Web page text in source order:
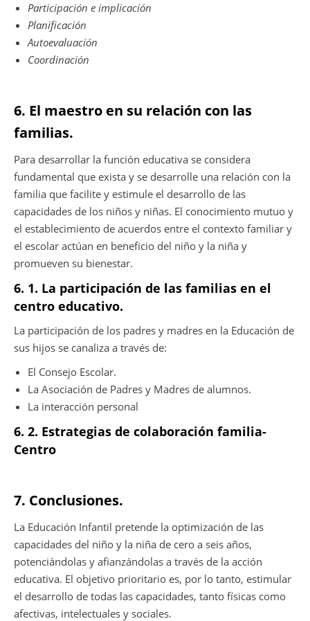
Participación e implicación
Planificación
Autoevaluación
Coordinación
6. El maestro en su relación con las
familias.
Para desarrollar la función educativa se considera
fundamental que exista y se desarrolle una relación con la
familia que facilite y estimule el desarrollo de las
capacidades de los niños y niñas. El conocimiento mutuo y
el establecimiento de acuerdos entre el contexto familiar y
el escolar actúan en beneficio del niño y la niña y
promueven su bienestar.
6. 1. La participación de las familias en el
centro educativo.
La participación de los padres y madres en la Educación de
sus hijos se canaliza a través de:
El Consejo Escolar.
La Asociación de Padres y Madres de alumnos.
La interacción personal
6. 2. Estrategias de colaboración familia-
Centro
7. Conclusiones.
La Educación Infantil pretende la optimización de las
capacidades del niño y la niña de cero a seis años,
potenciándolas y afianzándolas a través de la acción
educativa. El objetivo prioritario es, por lo tanto, estimular
el desarrollo de todas las capacidades, tanto físicas como
afectivas, intelectuales y sociales.